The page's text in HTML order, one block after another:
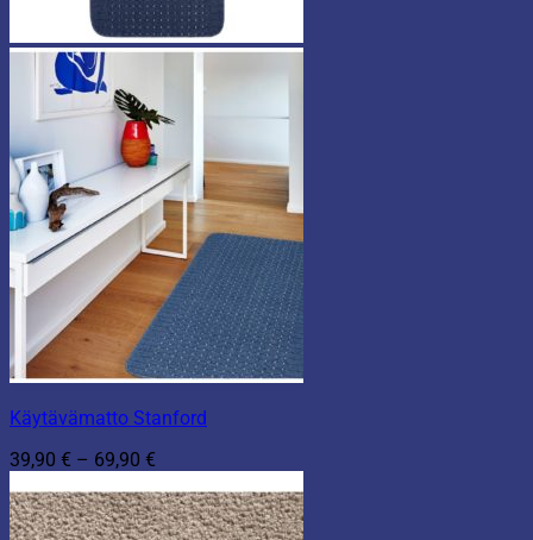
Käytävämatto Stanford
39,90 € – 69,90 €
-
69,90 €